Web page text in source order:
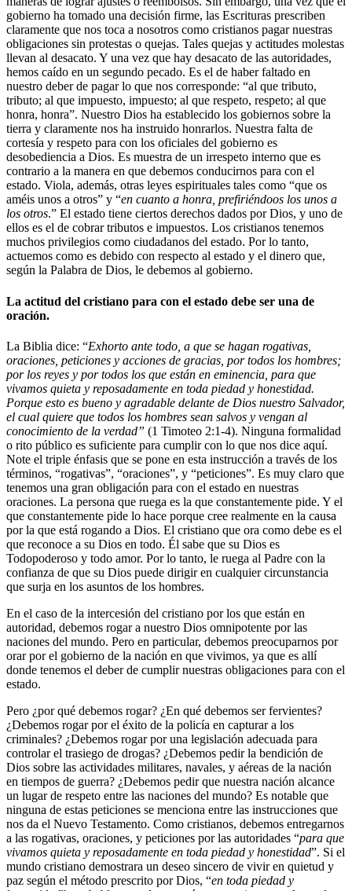
gobierno ha tomado una decisión firme, las Escrituras prescriben
claramente que nos toca a nosotros como cristianos pagar nuestras
obligaciones sin protestas o quejas. Tales quejas y actitudes molestas
llevan al desacato. Y una vez que hay desacato de las autoridades,
hemos caído en un segundo pecado. Es el de haber faltado en
nuestro deber de pagar lo que nos corresponde: “al que tributo,
tributo; al que impuesto, impuesto; al que respeto, respeto; al que
honra, honra”. Nuestro Dios ha establecido los gobiernos sobre la
tierra y claramente nos ha instruido honrarlos. Nuestra falta de
cortesía y respeto para con los oficiales del gobierno es
desobediencia a Dios. Es muestra de un irrespeto interno que es
contrario a la manera en que debemos conducirnos para con el
estado. Viola, además, otras leyes espirituales tales como “que os
améis unos a otros” y “en cuanto a honra, prefiriéndoos los unos a
los otros.” El estado tiene ciertos derechos dados por Dios, y uno de
ellos es el de cobrar tributos e impuestos. Los cristianos tenemos
muchos privilegios como ciudadanos del estado. Por lo tanto,
actuemos como es debido con respecto al estado y el dinero que,
según la Palabra de Dios, le debemos al gobierno.
La actitud del cristiano para con el estado debe ser una de
oración.
La Biblia dice: “Exhorto ante todo, a que se hagan rogativas,
oraciones, peticiones y acciones de gracias, por todos los hombres;
por los reyes y por todos los que están en eminencia, para que
vivamos quieta y reposadamente en toda piedad y honestidad.
Porque esto es bueno y agradable delante de Dios nuestro Salvador,
el cual quiere que todos los hombres sean salvos y vengan al
conocimiento de la verdad” (1 Timoteo 2:1-4). Ninguna formalidad
o rito público es suficiente para cumplir con lo que nos dice aquí.
Note el triple énfasis que se pone en esta instrucción a través de los
términos, “rogativas”, “oraciones”, y “peticiones”. Es muy claro que
tenemos una gran obligación para con el estado en nuestras
oraciones. La persona que ruega es la que constantemente pide. Y el
que constantemente pide lo hace porque cree realmente en la causa
por la que está rogando a Dios. El cristiano que ora como debe es el
que reconoce a su Dios en todo. Él sabe que su Dios es
Todopoderoso y todo amor. Por lo tanto, le ruega al Padre con la
confianza de que su Dios puede dirigir en cualquier circunstancia
que surja en los asuntos de los hombres.
En el caso de la intercesión del cristiano por los que están en
autoridad, debemos rogar a nuestro Dios omnipotente por las
naciones del mundo. Pero en particular, debemos preocuparnos por
orar por el gobierno de la nación en que vivimos, ya que es allí
donde tenemos el deber de cumplir nuestras obligaciones para con el
estado.
Pero ¿por qué debemos rogar? ¿En qué debemos ser fervientes?
¿Debemos rogar por el éxito de la policía en capturar a los
criminales? ¿Debemos rogar por una legislación adecuada para
controlar el trasiego de drogas? ¿Debemos pedir la bendición de
Dios sobre las actividades militares, navales, y aéreas de la nación
en tiempos de guerra? ¿Debemos pedir que nuestra nación alcance
un lugar de respeto entre las naciones del mundo? Es notable que
ninguna de estas peticiones se menciona entre las instrucciones que
nos da el Nuevo Testamento. Como cristianos, debemos entregarnos
a las rogativas, oraciones, y peticiones por las autoridades “para que
vivamos quieta y reposadamente en toda piedad y honestidad”. Si el
mundo cristiano demostrara un deseo sincero de vivir en quietud y
paz según el método prescrito por Dios, “en toda piedad y